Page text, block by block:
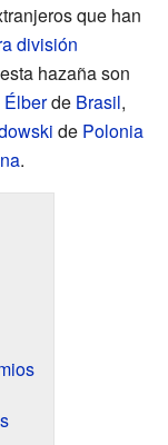
que han
división
hazaña son
de Brasil,
de Polonia
.